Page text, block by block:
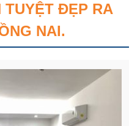
TUYỆT ĐẸP RA
NAI.